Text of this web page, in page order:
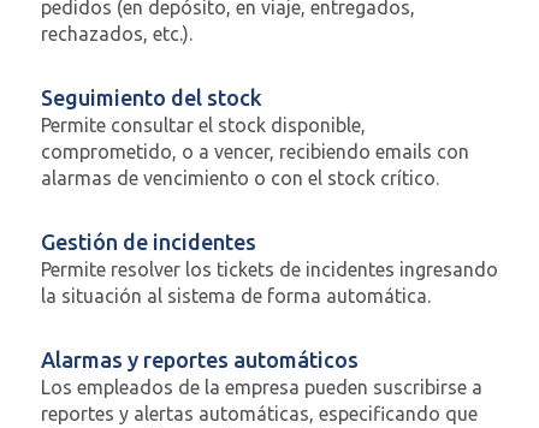
pedidos (en depósito, en viaje, entregados,
rechazados, etc.).
Seguimiento del stock
Permite consultar el stock disponible,
comprometido, o a vencer, recibiendo emails con
alarmas de vencimiento o con el stock crítico.
Gestión de incidentes
Permite resolver los tickets de incidentes ingresando
la situación al sistema de forma automática.
Alarmas y reportes automáticos
Los empleados de la empresa pueden suscribirse a
reportes y alertas automáticas, especificando que